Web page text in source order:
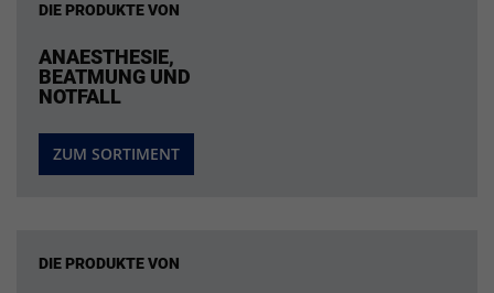
DIE PRODUKTE VON
ANAESTHESIE,
BEATMUNG UND
NOTFALL
ZUM SORTIMENT
DIE PRODUKTE VON